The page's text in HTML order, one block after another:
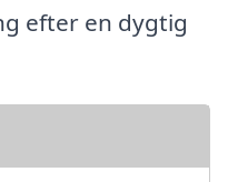
efter en dygtig